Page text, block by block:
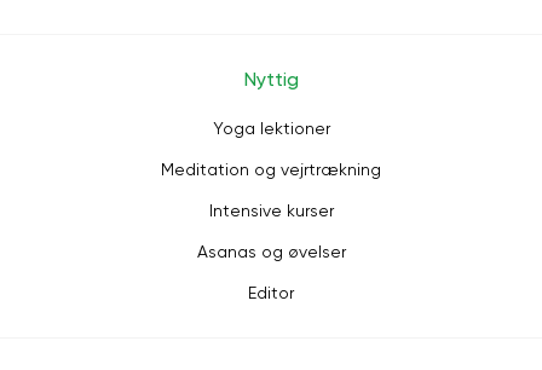
Nyttig
Yoga lektioner
Meditation og vejrtrækning
Intensive kurser
Asanas og øvelser
Editor